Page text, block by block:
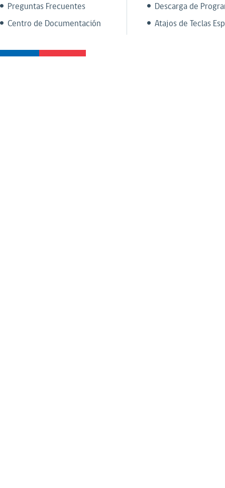
Preguntas Frecuentes
Centro de Documentación
Descarga de
Atajos de Teclas